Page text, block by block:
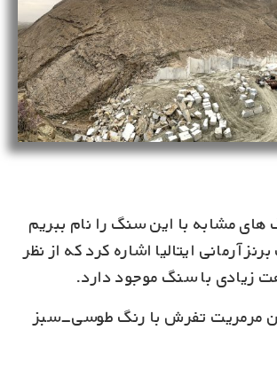
های مشابه با این سنگ را نام ببریم
آرمانی ایتالیا اشاره کرد که از نظر
زیادی با سنگ موجود دارد.
مرمریت تفرش با رنگ طوسی-سبز